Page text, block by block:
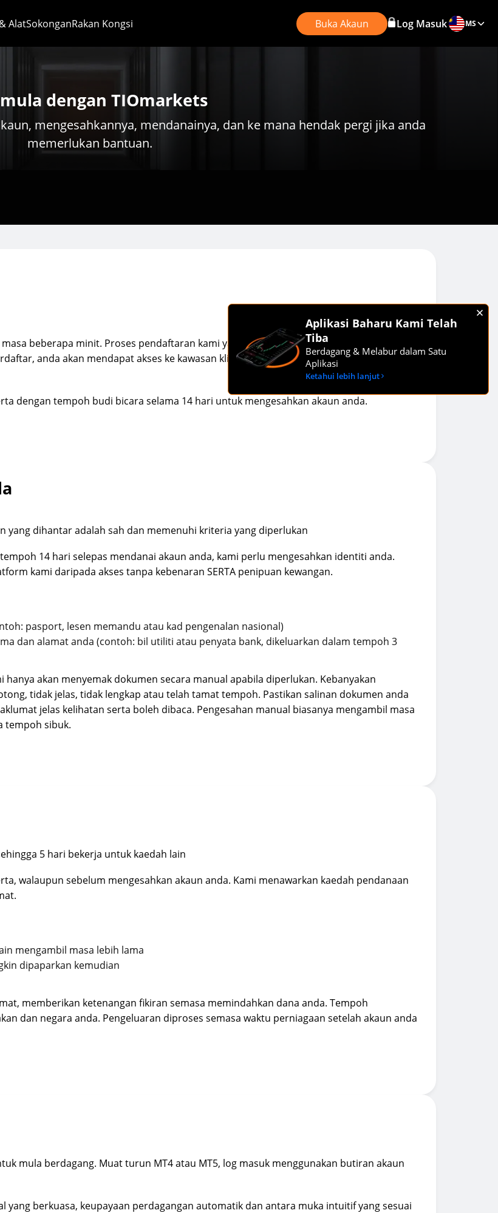
AlatSokonganRakan Kongsi Buka Akaun Log Masuk MS
dengan TIOmarkets
mengesahkannya, mendanainya, dan ke mana hendak pergi jika anda
memerlukan bantuan.
beberapa minit. Proses pendaftaran kami yang diperkemas hanya memerlukan
anda akan mendapat akses ke kawasan klien selamat untuk mengurus akaun dan
dengan tempoh budi bicara selama 14 hari untuk mengesahkan akaun anda.
yang dihantar adalah sah dan memenuhi kriteria yang diperlukan
14 hari selepas mendanai akaun anda, kami perlu mengesahkan identiti anda.
kami daripada akses tanpa kebenaran SERTA penipuan kewangan.
pasport, lesen memandu atau kad pengenalan nasional)
dan alamat anda (contoh: bil utiliti atau penyata bank, dikeluarkan dalam tempoh 3
akan menyemak dokumen secara manual apabila diperlukan. Kebanyakan
tidak jelas, tidak lengkap atau telah tamat tempoh. Pastikan salinan dokumen anda
jelas kelihatan serta boleh dibaca. Pengesahan manual biasanya mengambil masa
tempoh sibuk.
5 hari bekerja untuk kaedah lain
walaupun sebelum mengesahkan akaun anda. Kami menawarkan kaedah pendanaan
mengambil masa lebih lama
dipaparkan kemudian
memberikan ketenangan fikiran semasa memindahkan dana anda. Tempoh
dan negara anda. Pengeluaran diproses semasa waktu perniagaan setelah akaun anda
mula berdagang. Muat turun MT4 atau MT5, log masuk menggunakan butiran akaun
yang berkuasa, keupayaan perdagangan automatik dan antara muka intuitif yang sesuai
Aplikasi Baharu Kami Telah
Tiba
Berdagang & Melabur dalam Satu
Aplikasi
Ketahui lebih lanjut